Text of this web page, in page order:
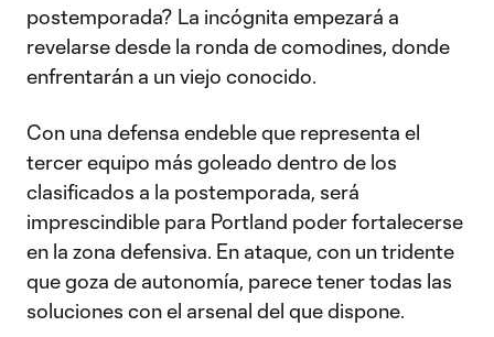
postemporada? La incógnita empezará a
revelarse desde la ronda de comodines, donde
enfrentarán a un viejo conocido.
Con una defensa endeble que representa el
tercer equipo más goleado dentro de los
clasificados a la postemporada, será
imprescindible para Portland poder fortalecerse
en la zona defensiva. En ataque, con un tridente
que goza de autonomía, parece tener todas las
soluciones con el arsenal del que dispone.